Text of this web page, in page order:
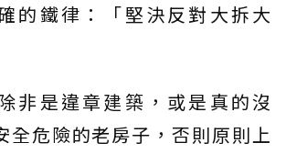
的鐵律：「堅決反對大拆大
非是違章建築，或是真的沒
全危險的老房子，否則原則上